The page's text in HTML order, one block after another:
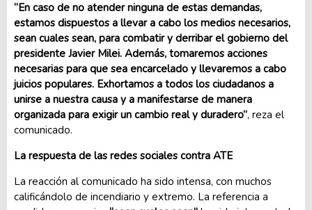
“En caso de no atender ninguna de estas demandas,
estamos dispuestos a llevar a cabo los medios necesarios,
sean cuales sean, para combatir y derribar el gobierno del
presidente Javier Milei. Además, tomaremos acciones
necesarias para que sea encarcelado y llevaremos a cabo
juicios populares. Exhortamos a todos los ciudadanos a
unirse a nuestra causa y a manifestarse de manera
organizada para exigir un cambio real y duradero”, reza el
comunicado.
La respuesta de las redes sociales contra ATE
La reacción al comunicado ha sido intensa, con muchos
calificándolo de incendiario y extremo. La referencia a